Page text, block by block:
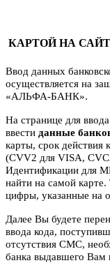
КАРТОЙ НА
Ввод данных
осуществляется на
«АЛЬФА-БАНК».
На странице для
ввести данные
карты, срок действия
(CVV2 для VISA,
Идентификации для
найти на самой
цифры, указанные на
Далее Вы будете
ввода кода,
отсутствия СМС,
банка выдавшего Вам